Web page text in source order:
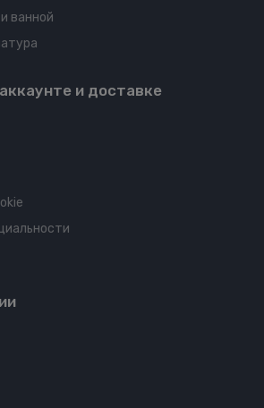
ванной
и доставке